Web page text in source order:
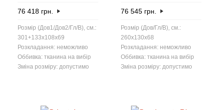
76 418 грн.
Розмір (Дов1/Дов2/Гл/В), см.:
301+133x108x69
Розкладання: неможливо
Оббивка: тканина на вибір
Зміна розміру: допустимо
76 545 грн.
Розмір (Дов/Гл/В), см.:
260x130x68
Розкладання: неможливо
Оббивка: тканина на вибір
Зміна розміру: допустимо